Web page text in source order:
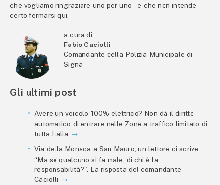
che vogliamo ringraziare uno per uno – e che non intende
certo fermarsi qui.
a cura di
Fabio Caciolli
Comandante della Polizia Municipale di
Signa
Gli ultimi post
Avere un veicolo 100% elettrico? Non dà il diritto
automatico di entrare nelle Zone a traffico limitato di
tutta Italia
Via della Monaca a San Mauro, un lettore ci scrive:
“Ma se qualcuno si fa male, di chi è la
responsabilità?”. La risposta del comandante
Caciolli